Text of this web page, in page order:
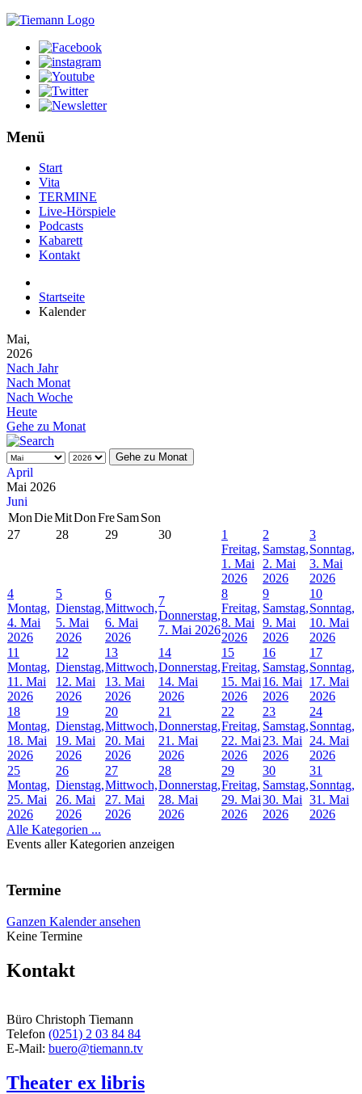
Menü
Start
Vita
TERMINE
Live-Hörspiele
Podcasts
Kabarett
Kontakt
Startseite
Kalender
Mai,
2026
Nach Jahr
Nach Monat
Nach Woche
Heute
Gehe zu Monat
Gehe zu Monat
April
Mai 2026
Juni
MonDieMitDonFreSamSon
27
28 29 30
1
Freitag,
1. Mai
2026
2
Samstag,
2. Mai
2026
3
Sonntag,
3. Mai
2026
4
Montag,
4. Mai
2026
5
Dienstag,
5. Mai
2026
6
Mittwoch,
6. Mai
2026
7
Donnerstag,
7. Mai 2026
8
Freitag,
8. Mai
2026
9
Samstag,
9. Mai
2026
10
Sonntag,
10. Mai
2026
11
Montag,
11. Mai
2026
12
Dienstag,
12. Mai
2026
13
Mittwoch,
13. Mai
2026
14
Donnerstag,
14. Mai
2026
15
Freitag,
15. Mai
2026
16
Samstag,
16. Mai
2026
17
Sonntag,
17. Mai
2026
18
Montag,
18. Mai
2026
19
Dienstag,
19. Mai
2026
20
Mittwoch,
20. Mai
2026
21
Donnerstag,
21. Mai
2026
22
Freitag,
22. Mai
2026
23
Samstag,
23. Mai
2026
24
Sonntag,
24. Mai
2026
25
Montag,
25. Mai
2026
26
Dienstag,
26. Mai
2026
27
Mittwoch,
27. Mai
2026
28
Donnerstag,
28. Mai
2026
29
Freitag,
29. Mai
2026
30
Samstag,
30. Mai
2026
31
Sonntag,
31. Mai
2026
Alle Kategorien ...
Events aller Kategorien anzeigen
Termine
Ganzen Kalender ansehen
Keine Termine
Kontakt
Büro Christoph Tiemann
Telefon (0251) 2 03 84 84
E-Mail: buero@tiemann.tv
Theater ex libris